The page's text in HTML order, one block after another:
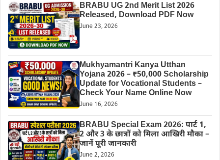
BRABU UG 2nd Merit List 2026
Released, Download PDF Now
June 23, 2026
Mukhyamantri Kanya Utthan
Yojana 2026 – ₹50,000 Scholarship
Update for Vocational Students –
Check Your Name Online Now
June 16, 2026
BRABU Special Exam 2026: पार्ट 1,
2 और 3 के छात्रों को मिला आखिरी मौका –
जानें पूरी जानकारी
June 2, 2026